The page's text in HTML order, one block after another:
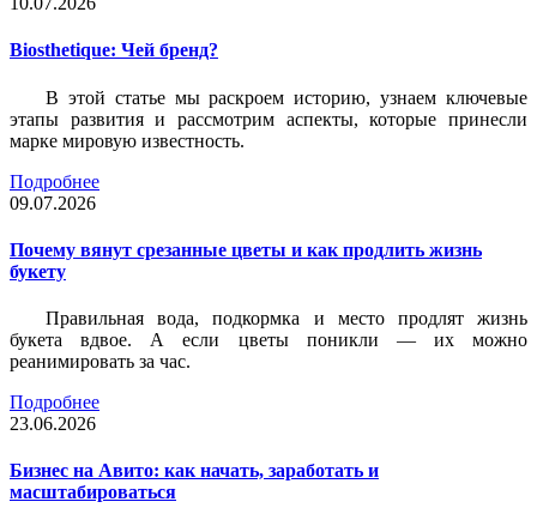
Biosthetique: Чей бренд?
В этой статье мы раскроем историю, узнаем ключевые
этапы развития и рассмотрим аспекты, которые принесли
марке мировую известность.
Подробнее
09.07.2026
Почему вянут срезанные цветы и как продлить жизнь
букету
Правильная вода, подкормка и место продлят жизнь
букета вдвое. А если цветы поникли — их можно
реанимировать за час.
Подробнее
23.06.2026
Бизнес на Авито: как начать, заработать и
масштабироваться